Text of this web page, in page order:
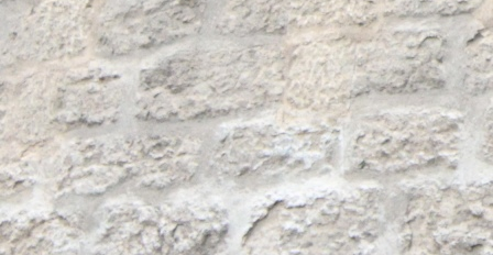
Podcasts
Contact
Informations pratiques
Nous contacter